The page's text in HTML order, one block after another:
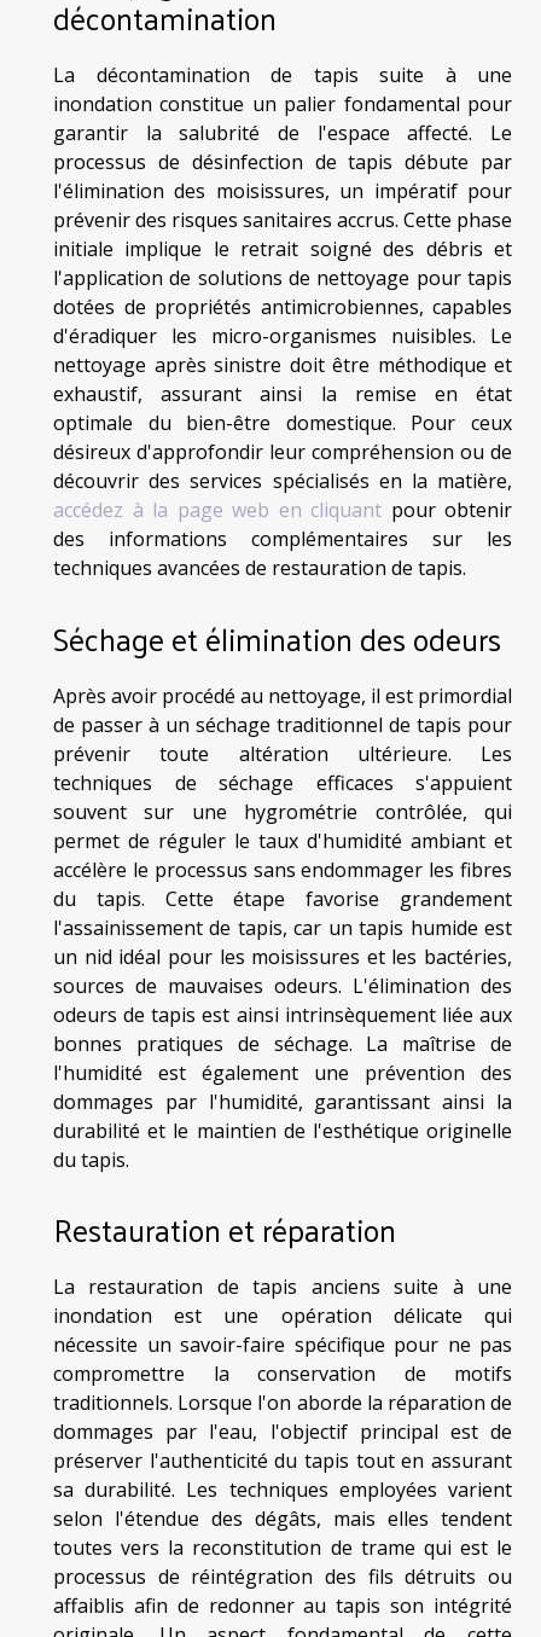
décontamination
La décontamination de tapis suite à une
inondation constitue un palier fondamental pour
garantir la salubrité de l'espace affecté. Le
processus de désinfection de tapis débute par
l'élimination des moisissures, un impératif pour
prévenir des risques sanitaires accrus. Cette phase
initiale implique le retrait soigné des débris et
l'application de solutions de nettoyage pour tapis
dotées de propriétés antimicrobiennes, capables
d'éradiquer les micro-organismes nuisibles. Le
nettoyage après sinistre doit être méthodique et
exhaustif, assurant ainsi la remise en état
optimale du bien-être domestique. Pour ceux
désireux d'approfondir leur compréhension ou de
découvrir des services spécialisés en la matière,
accédez à la page web en cliquant pour obtenir
des informations complémentaires sur les
techniques avancées de restauration de tapis.
Séchage et élimination des odeurs
Après avoir procédé au nettoyage, il est primordial
de passer à un séchage traditionnel de tapis pour
prévenir toute altération ultérieure. Les
techniques de séchage efficaces s'appuient
souvent sur une hygrométrie contrôlée, qui
permet de réguler le taux d'humidité ambiant et
accélère le processus sans endommager les fibres
du tapis. Cette étape favorise grandement
l'assainissement de tapis, car un tapis humide est
un nid idéal pour les moisissures et les bactéries,
sources de mauvaises odeurs. L'élimination des
odeurs de tapis est ainsi intrinsèquement liée aux
bonnes pratiques de séchage. La maîtrise de
l'humidité est également une prévention des
dommages par l'humidité, garantissant ainsi la
durabilité et le maintien de l'esthétique originelle
du tapis.
Restauration et réparation
La restauration de tapis anciens suite à une
inondation est une opération délicate qui
nécessite un savoir-faire spécifique pour ne pas
compromettre la conservation de motifs
traditionnels. Lorsque l'on aborde la réparation de
dommages par l'eau, l'objectif principal est de
préserver l'authenticité du tapis tout en assurant
sa durabilité. Les techniques employées varient
selon l'étendue des dégâts, mais elles tendent
toutes vers la reconstitution de trame qui est le
processus de réintégration des fils détruits ou
affaiblis afin de redonner au tapis son intégrité